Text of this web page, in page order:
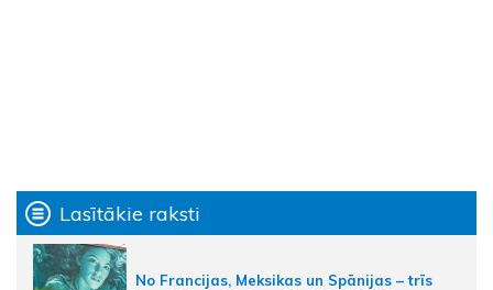
Lasītākie raksti
No Francijas, Meksikas un Spānijas – trīs